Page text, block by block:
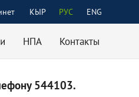
КЫР РУС ENG
НПА Контакты
544103.